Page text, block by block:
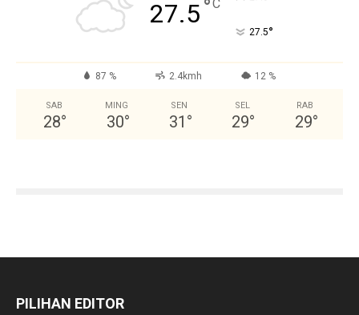
27.5°C
27.5°
87 % 2.4kmh 12 %
SAB
28°
MING
30°
SEN
31 °
SEL
29°
RAB
29°
PILIHAN EDITOR